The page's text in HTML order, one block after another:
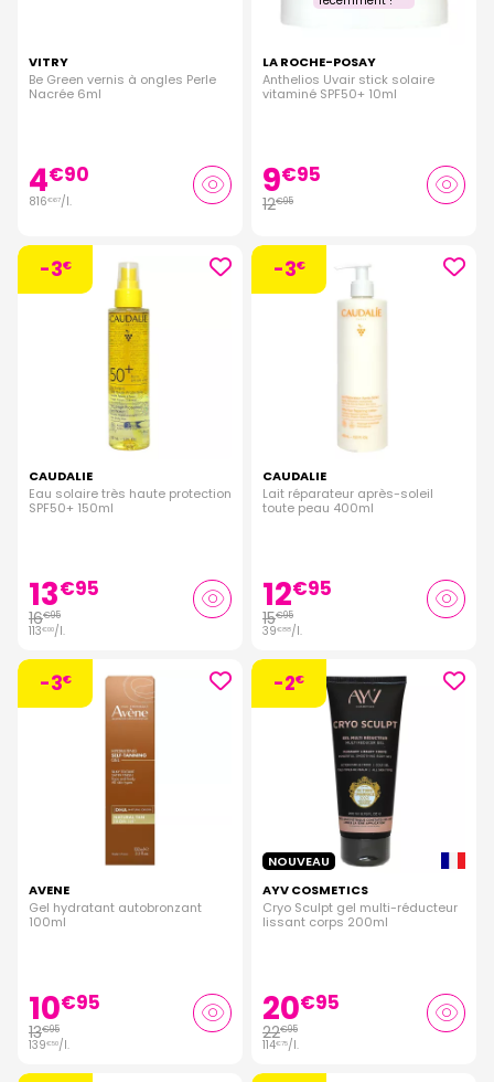
VITRY
Be Green vernis à ongles Perle
Nacrée 6ml
4€90
816€67/l.
LA ROCHE-POSAY
Anthelios Uvair stick solaire
vitaminé SPF50+ 10ml
9€95
12€95
-3€
CAUDALIE
Eau solaire très haute protection
SPF50+ 150ml
13€95
16€95
113€00/l.
-3€
CAUDALIE
Lait réparateur après-soleil
toute peau 400ml
12€95
15€95
39€88/l.
-3€
AVENE
Gel hydratant autobronzant
100ml
10€95
13€95
139€50/l.
-2€
NOUVEAU
AYV COSMETICS
Cryo Sculpt gel multi-réducteur
lissant corps 200ml
20€95
22€95
114€75/l.